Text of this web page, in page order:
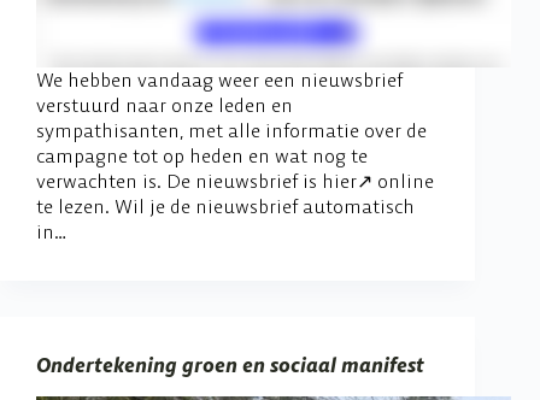
We hebben vandaag weer een nieuwsbrief
verstuurd naar onze leden en
sympathisanten, met alle informatie over de
campagne tot op heden en wat nog te
verwachten is. De nieuwsbrief is hier↗️ online
te lezen. Wil je de nieuwsbrief automatisch
in…
Ondertekening groen en sociaal manifest